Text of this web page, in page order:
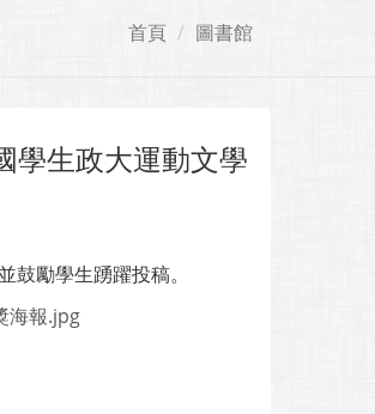
首頁 圖書館
學生政大運動文學
勵學生踴躍投稿。
海報.jpg